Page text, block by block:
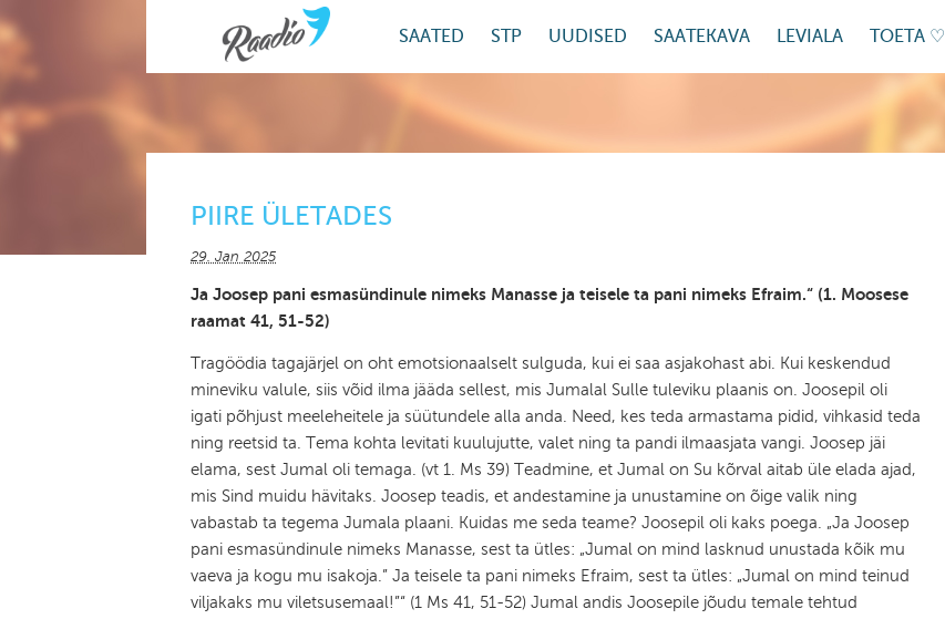
SAATED STP UUDISED SAATEKAVA LEVIALA TOETA ♡
PIIRE ÜLETADES
29. Jan 2025
Ja Joosep pani esmasündinule nimeks Manasse ja teisele ta pani nimeks Efraim.“ (1. Moosese
raamat 41, 51-52)
Tragöödia tagajärjel on oht emotsionaalselt sulguda, kui ei saa asjakohast abi. Kui keskendud
mineviku valule, siis võid ilma jääda sellest, mis Jumalal Sulle tuleviku plaanis on. Joosepil oli
igati põhjust meeleheitele ja süütundele alla anda. Need, kes teda armastama pidid, vihkasid teda
ning reetsid ta. Tema kohta levitati kuulujutte, valet ning ta pandi ilmaasjata vangi. Joosep jäi
elama, sest Jumal oli temaga. (vt 1. Ms 39) Teadmine, et Jumal on Su kõrval aitab üle elada ajad,
mis Sind muidu hävitaks. Joosep teadis, et andestamine ja unustamine on õige valik ning
vabastab ta tegema Jumala plaani. Kuidas me seda teame? Joosepil oli kaks poega. „Ja Joosep
pani esmasündinule nimeks Manasse, sest ta ütles: „Jumal on mind lasknud unustada kõik mu
vaeva ja kogu mu isakoja.” Ja teisele ta pani nimeks Efraim, sest ta ütles: „Jumal on mind teinud
viljakaks mu viletsusemaal!”“ (1 Ms 41, 51-52) Jumal andis Joosepile jõudu temale tehtud